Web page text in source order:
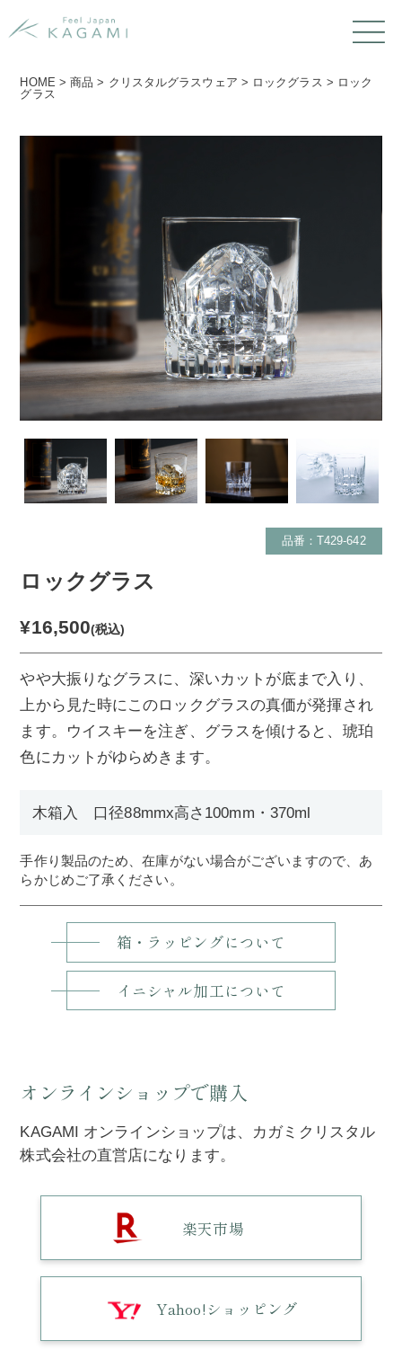
HOME >商品 > クリスタルグラスウェア > ロックグラス > ロック
グラス
品番：T429-642
ロックグラス
¥16,500(税込)
やや大振りなグラスに、深いカットが底まで入り、
上から見た時にこのロックグラスの真価が発揮され
ます。ウイスキーを注ぎ、グラスを傾けると、琥珀
色にカットがゆらめきます。
木箱入 口径88mmx高さ100mm・370ml
手作り製品のため、在庫がない場合がございますので、あ
らかじめご了承ください。
箱・ラッピングについて
イニシャル加工について
オンラインショップで購入
KAGAMI オンラインショップは、カガミクリスタル
株式会社の直営店になります。
楽天市場
Yahoo!ショッピング